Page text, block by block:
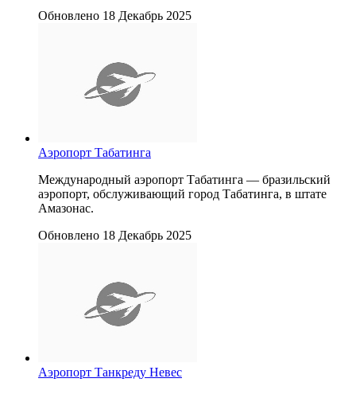
Обновлено 18 Декабрь 2025
Аэропорт Табатинга
Международный аэропорт Табатинга — бразильский
аэропорт, обслуживающий город Табатинга, в штате
Амазонас.
Обновлено 18 Декабрь 2025
Аэропорт Танкреду Невес